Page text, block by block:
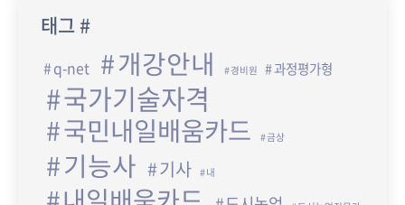
태그 #
q-net 개강안내 경비원 과정평가형
국가기술자격
국민내일배움카드 금상
기능사 기사 내